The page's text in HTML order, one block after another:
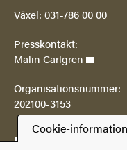
Cookie-information
Växel: 031-786 00 00
Presskontakt:
Malin Carlgren
Organisationsnummer:
202100-3153
Postadress